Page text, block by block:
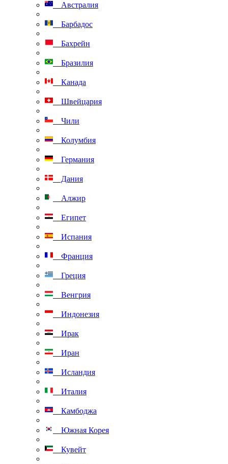
Австралия
Барбадос
Бахрейн
Бразилия
Канада
Швейцария
Чили
Колумбия
Германия
Дания
Алжир
Египет
Испания
Франция
Греция
Венгрия
Индонезия
Ирак
Иран
Исландия
Италия
Камбоджа
Южная Корея
Кувейт